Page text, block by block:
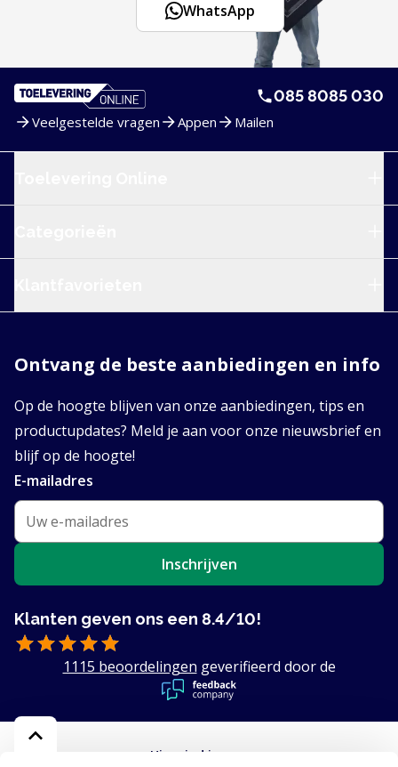
WhatsApp
085 8085 030
Veelgestelde vragen Appen Mailen
Ontvang de beste aanbiedingen en info
Op de hoogte blijven van onze aanbiedingen, tips en
productupdates? Meld je aan voor onze nieuwsbrief en
blijf op de hoogte!
E-mailadres
Inschrijven
Klanten geven ons een 8.4/10!
1115 beoordelingen geverifieerd door de
Hier vind je ons: